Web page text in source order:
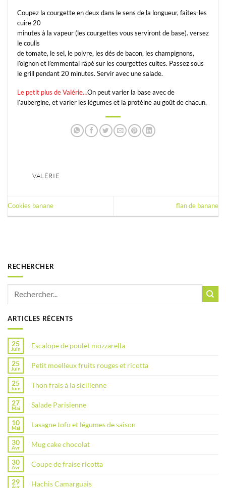
Coupez la courgette en deux dans le sens de la longueur, faites-les
cuire 20
minutes à la vapeur (les courgettes vous serviront de base). versez
le coulis
de tomate, le sel, le poivre, les dés de bacon, les champignons,
l’oignon et l’emmental râpé sur les courgettes cuites. Passez sous
le grill pendant 20 minutes. Servir avec une salade.
Le petit plus de Valérie…On peut varier la base avec de
l’aubergine, et varier les légumes et la protéine au goût de chacun.
VALÉRIE
Cookies banane flan de banane
RECHERCHER
ARTICLES RÉCENTS
25
Juin Escalope de poulet mozzarella
25
Juin Petit moelleux fruits rouges et ricotta
25
Juin Thon frais à la sicilienne
27
Mai Salade Parisienne
10
Mai Lasagne tofu et légumes de saison
30
Avr Mug cake chocolat
30
Avr Coupe de fraise ricotta
29
Avr Hachis Camarguais